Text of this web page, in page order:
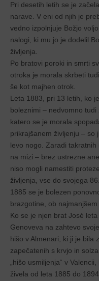
Pri desetih letih se je
narave. V eni od njih je
vedno izpolnjuje Božjo
nalogi, ki mu jo je dodelil
življenja.
Po bratovi poroki in smrti
otroka je morala skrbeti
še kot majhen otrok.
Leta 1883, pri 13 letih, ko
boleznimi – nedvomno
katero se je morala
prikrajšanem življenju – so
levo nogo. Zaradi
na mizi – brez ustrezne
niso mogli namestiti
življenja, vse do svojega
1885 se je bolezen
brazgotine, ob
Ko se je njen brat José
Genoveva na zahtevo
hišo v Almenari, ki ji je bila
zapečatenih s krvjo in
„hišo usmiljenja“ v
živela od leta 1885 do